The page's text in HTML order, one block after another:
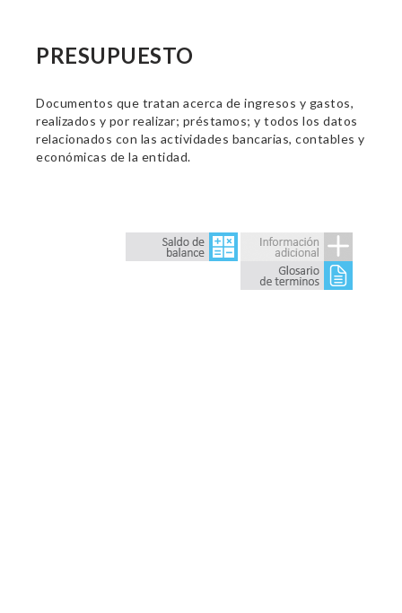
PRESUPUESTO
Documentos que tratan acerca de ingresos y gastos,
realizados y por realizar; préstamos; y todos los datos
relacionados con las actividades bancarias, contables y
económicas de la entidad.